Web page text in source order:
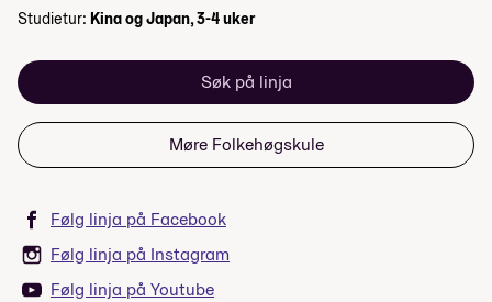
Studietur: Kina og Japan, 3-4 uker
Søk på linja
Møre Folkehøgskule
Følg linja på Facebook
Følg linja på Instagram
Følg linja på Youtube